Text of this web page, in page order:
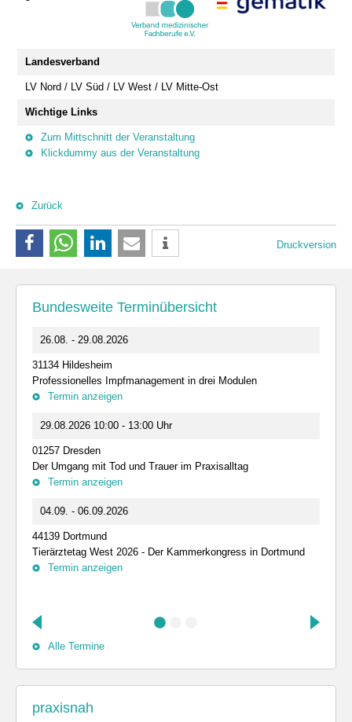
Landesverband
LV Nord / LV Süd / LV West / LV Mitte-Ost
Wichtige Links
Zum Mittschnitt der Veranstaltung
Klickdummy aus der Veranstaltung
Zurück
Druckversion
Bundesweite Terminübersicht
26.08. - 29.08.2026
31134 Hildesheim
Professionelles Impfmanagement in drei Modulen
Termin anzeigen
29.08.2026 10:00 - 13:00 Uhr
01257 Dresden
Der Umgang mit Tod und Trauer im Praxisalltag
Termin anzeigen
04.09. - 06.09.2026
44139 Dortmund
Tierärztetag West 2026 - Der Kammerkongress in Dortmund
Termin anzeigen
Alle Termine
praxisnah